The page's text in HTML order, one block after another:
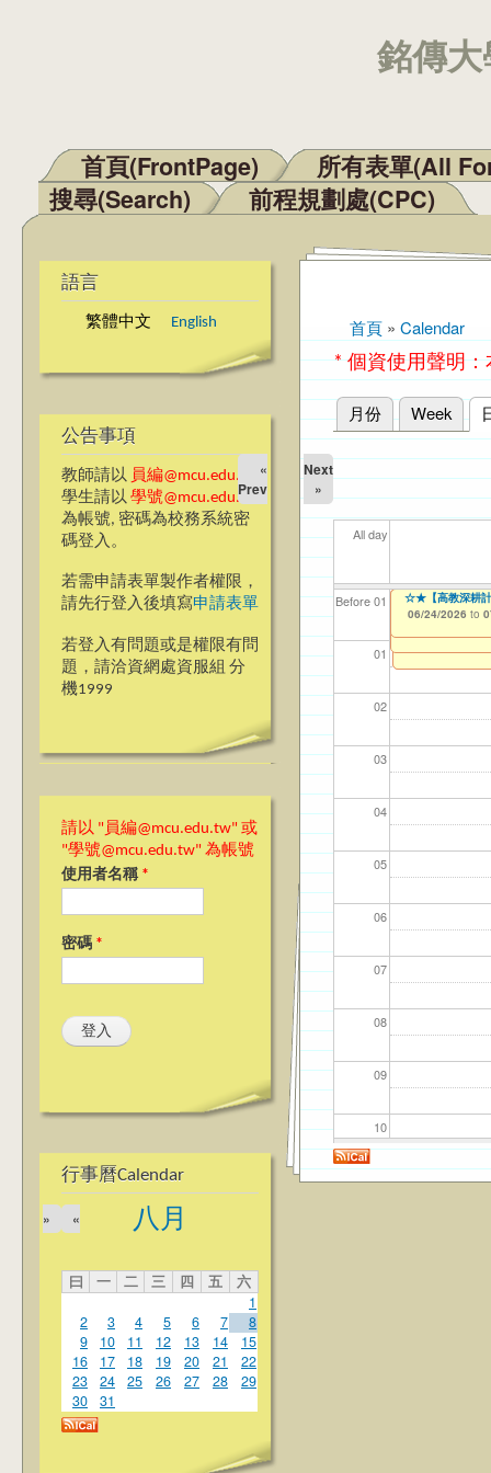
銘傳
主選單
首頁(FrontPage)
所有表單(All
搜尋(Search)
前程規劃處(CPC)
語言
繁體中文 English
公告事項
教師請以 員編@mcu.edu.tw
學生請以 學號@mcu.edu.tw
為帳號, 密碼為校務系統密
碼登入。
若需申請表單製作者權限，
請先行登入後填寫申請表單
若登入有問題或是權限有問
題，請洽資網處資服組 分
機1999
請以 "員編@mcu.edu.tw" 或
"學號@mcu.edu.tw" 為帳號
使用者名稱 *
密碼 *
行事曆Calendar
八月
«
»
曰 一 二 三 四 五
六
1
2
3 4 5 6 7
8
9
10 11 12 13 14
15
16
17 18 19 20 21
22
23
24 25 26 27 28
29
30
31
您在這裡
首頁 » Calendar
* 個資使用聲明
主要索引標籤
月份 Week
«
Prev
Next
»
All day
Before 01
01
02
03
04
05
06
07
08
09
10
11
【資網處】
整合系統～表單
【財務處】工讀
11/12/2021 to
【財務處】漏打
錄
114
04/
【學
07/
商品
11/
教務
11/
【台北校區 】
09/08/2025 to
【台北校區】
02/08/2026 to
【教學暨學習資
Application
☆★【高教深耕
06/24/2026 to